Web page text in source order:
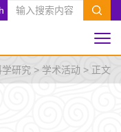
学研究 > 学术活动 > 正文